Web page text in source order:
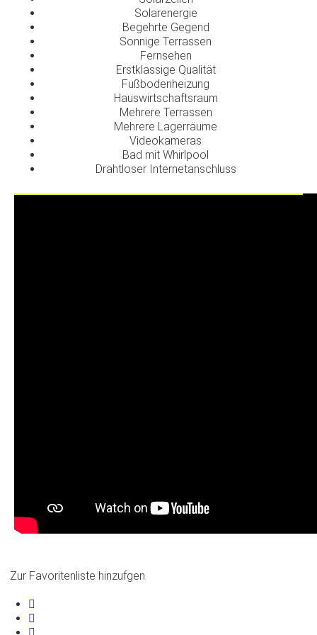
Solarenergie
Begehrte Gegend
Sonnige Terrassen
Fernsehen
Erstklassige Qualität
Fußbodenheizung
Hauswirtschaftsraum
Mehrere Terrassen
Mehrere Lagerräume
Videokameras
Bad mit Whirlpool
Drahtloser Internetanschluss
Zur Favoritenliste hinzufgen